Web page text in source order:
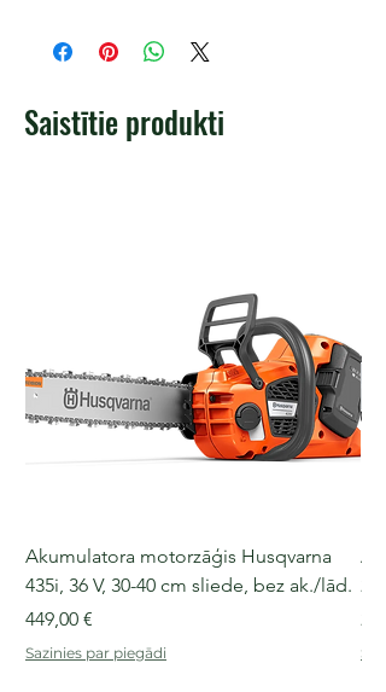
Saistītie produkti
Akumulatora motorzāģis Husqvarna
435i, 36 V, 30-40 cm sliede, bez ak./lād.
Cena
449,00 €
Sazinies par piegādi